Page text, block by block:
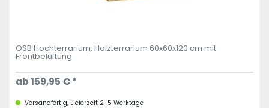
OSB Hochterrarium, Holzterrarium 60x60x120 cm mit
Frontbelüftung
ab 159,95 € *
Versandfertig, Lieferzeit 2-5 Werktage